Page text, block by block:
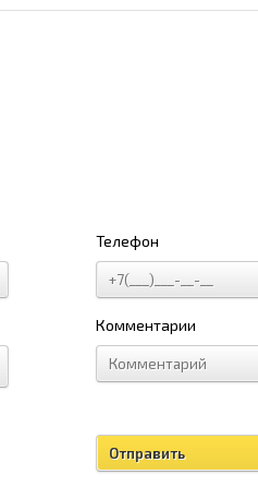
Телефон
Комментарии